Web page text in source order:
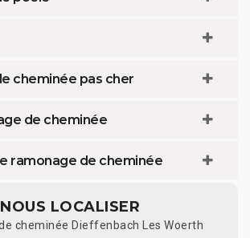
cheminée pas cher
de cheminée
ramonage de cheminée
NOUS LOCALISER
cheminée Dieffenbach Les Woerth